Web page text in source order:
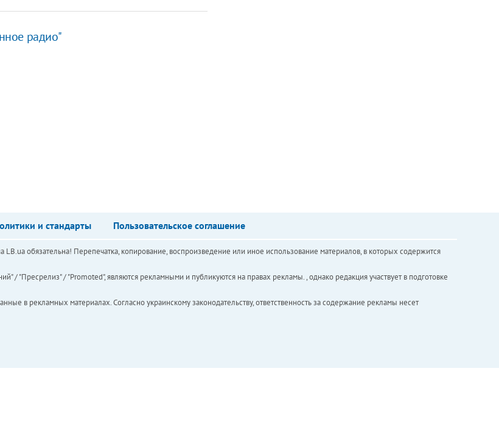
радио"
и стандарты Пользовательское соглашение
обязательна! Перепечатка, копирование, воспроизведение или иное использование материалов, в которых содержится
/ "Пресрелиз" / "Promoted", являются рекламными и публикуются на правах рекламы. , однако редакция участвует в подготовке
в рекламных материалах. Согласно украинскому законодательству, ответственность за содержание рекламы несет